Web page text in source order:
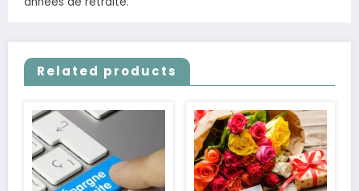
Related products